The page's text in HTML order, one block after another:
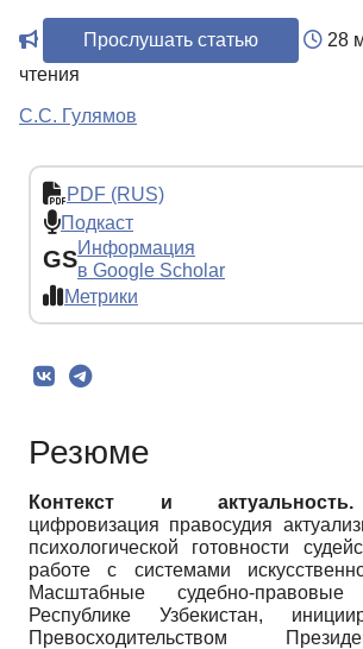
Прослушать статью
28
чтения
С.С. Гулямов
PDF (RUS)
Подкаст
GSИнформация
в Google Scholar
Метрики
Резюме
Контекст и
цифровизация правосудия
психологической готовности
работе с системами
Масштабные судебно-
Республике Узбекистан,
Превосходительством